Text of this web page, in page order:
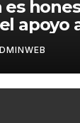
es
apoyo
por una